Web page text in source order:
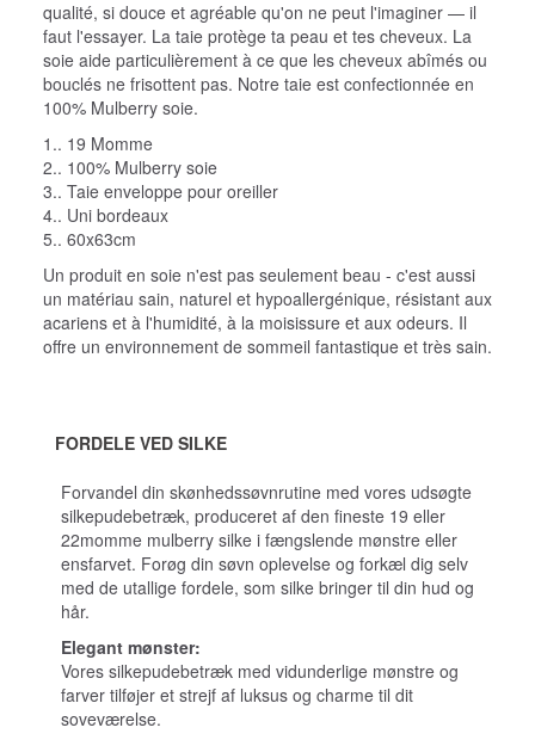
qualité, si douce et agréable qu'on ne peut l'imaginer — il
faut l'essayer. La taie protège ta peau et tes cheveux. La
soie aide particulièrement à ce que les cheveux abîmés ou
bouclés ne frisottent pas. Notre taie est confectionnée en
100% Mulberry soie.
1.. 19 Momme
2.. 100% Mulberry soie
3.. Taie enveloppe pour oreiller
4.. Uni bordeaux
5.. 60x63cm
Un produit en soie n'est pas seulement beau - c'est aussi
un matériau sain, naturel et hypoallergénique, résistant aux
acariens et à l'humidité, à la moisissure et aux odeurs. Il
offre un environnement de sommeil fantastique et très sain.
FORDELE VED SILKE
Forvandel din skønhedssøvnrutine med vores udsøgte
silkepudebetræk, produceret af den fineste 19 eller
22momme mulberry silke i fængslende mønstre eller
ensfarvet. Forøg din søvn oplevelse og forkæl dig selv
med de utallige fordele, som silke bringer til din hud og
hår.
Elegant mønster:
Vores silkepudebetræk med vidunderlige mønstre og
farver tilføjer et strejf af luksus og charme til dit
soveværelse.